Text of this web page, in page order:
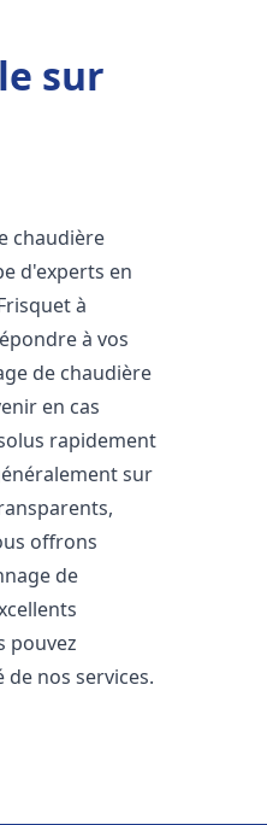
sur
chaudière
d'experts en
à
à vos
de chaudière
en cas
rapidement
sur
offrons
de
pouvez
nos services.